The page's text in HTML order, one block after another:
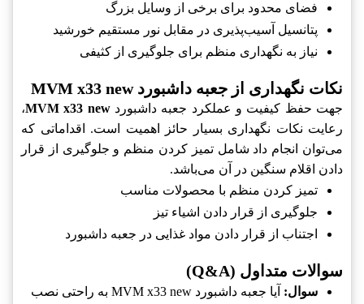
فضای محدود برای برخی از وسایل بزرگ
پتانسیل آسیب‌پذیری در مقابل نور مستقیم خورشید
نیاز به نگهداری منظم برای جلوگیری از کثیفی
نکات نگهداری از جعبه داشبورد MVM x33 new
جهت حفظ کیفیت و عملکرد جعبه داشبوردMVM x33 new،
رعایت نکات نگهداری بسیار حائز اهمیت است. اقداماتی که
می‌توان انجام داد شامل تمیز کردن منظم و جلوگیری از قرار
دادن اقلام سنگین در آن می‌باشد.
تمیز کردن منظم با محصولات مناسب
جلوگیری از قرار دادن اشیاء تیز
اجتناب از قرار دادن مواد غذایی در جعبه داشبورد
سوالات متداول (Q&A)
سوال:
آیا جعبه داشبورد MVM x33 new به راحتی نصب